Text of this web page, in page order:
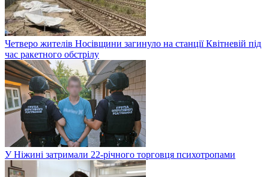
Четверо жителів Носівщини загинуло на станції Квітневій під
час ракетного обстрілу
У Ніжині затримали 22-річного торговця психотропами